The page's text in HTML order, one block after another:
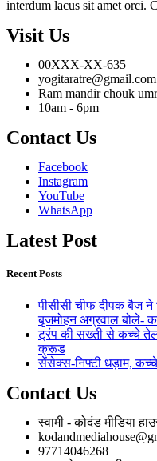
interdum lacus sit amet orci.
Visit Us
00XXX-XX-635
yogitaratre@gmail.com
Ram mandir chouk
10am - 6pm
Contact Us
Facebook
Instagram
YouTube
WhatsApp
Latest Post
Recent Posts
पीसीसी चीफ दीपक बैज ने
बृजमोहन अग्रवाल बोले-
ट्रंप की सख्ती से कच्चे
क्रूड
सेंसेक्स-निफ्टी धड़ाम, कच्चे
Contact Us
स्वामी - कोदंड मीडिया
97714046268